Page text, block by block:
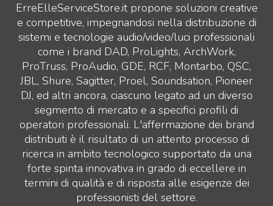
ErreElleServiceStore.it propone soluzioni creative
e competitive, impegnandosi nella distribuzione di
sistemi e tecnologie audio/video/luci professionali
come i brand DAD, ProLights, ArchWork,
ProTruss, ProAudio, GDE, RCF, Montarbo, QSC,
JBL, Shure, Sagitter, Proel, Soundsation, Pioneer
DJ, ed altri ancora, ciascuno legato ad un diverso
segmento di mercato e a specifici profili di
operatori professionali. L'affermazione dei brand
distribuiti è il risultato di un attento processo di
ricerca in ambito tecnologico supportato da una
forte spinta innovativa in grado di eccellere in
termini di qualità e di risposta alle esigenze dei
professionisti del settore.